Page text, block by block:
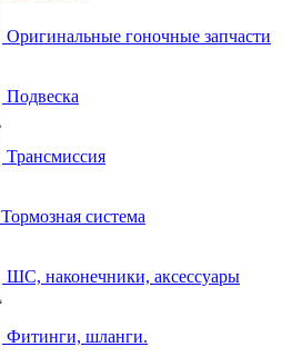
Оригинальные гоночные запчасти
Подвеска
Трансмиссия
Тормозная система
ШС, наконечники, аксессуары
Фитинги, шланги.